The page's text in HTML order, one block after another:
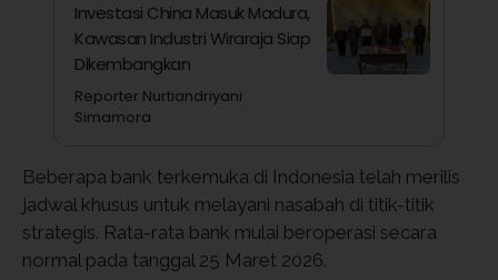
Investasi China Masuk Madura,
Kawasan Industri Wiraraja Siap
Dikembangkan
Reporter Nurtiandriyani
Simamora
Beberapa bank terkemuka di Indonesia telah merilis
jadwal khusus untuk melayani nasabah di titik-titik
strategis. Rata-rata bank mulai beroperasi secara
normal pada tanggal 25 Maret 2026.